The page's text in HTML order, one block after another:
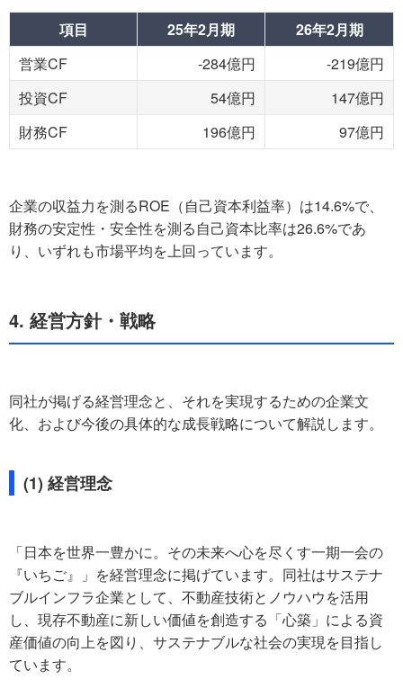
項目 25年2月期
26年2月期
営業CF
-284億円
-219億円
投資CF
54億円
147億円
財務CF
196億円 97億円
企業の収益力を測るROE（自己資本利益率）は14.6%で、
財務の安定性・安全性を測る自己資本比率は26.6%であ
り、いずれも市場平均を上回っています。
4. 経営方針・戦略
同社が掲げる経営理念と、それを実現するための企業文
化、および今後の具体的な成長戦略について解説します。
(1) 経営理念
「日本を世界一豊かに。その未来へ心を尽くす一期一会の
『いちご』」を経営理念に掲げています。同社はサステナ
ブルインフラ企業として、不動産技術とノウハウを活用
し、現存不動産に新しい価値を創造する「心築」による資
産価値の向上を図り、サステナブルな社会の実現を目指し
ています。